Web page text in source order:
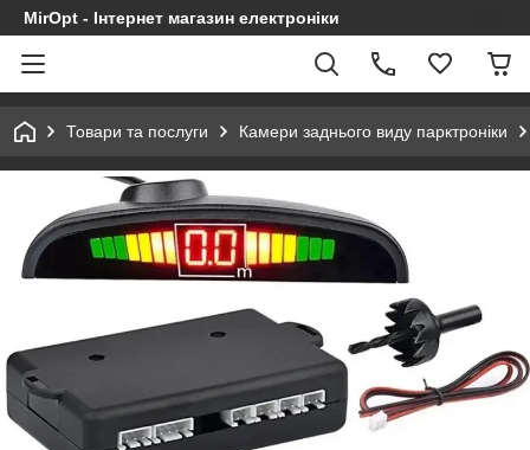
MirOpt - Інтернет магазин електроніки
Товари та послуги Камери заднього виду парктроніки